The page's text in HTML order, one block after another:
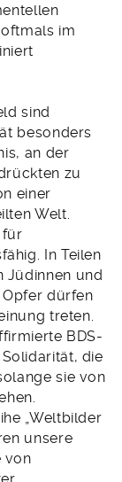
im
sind
besonders
an der
zu
einer
Welt.
für
In Teilen
Jüdinnen und
dürfen
treten.
BDS-
die
sie von
„Weltbilder
unsere
von